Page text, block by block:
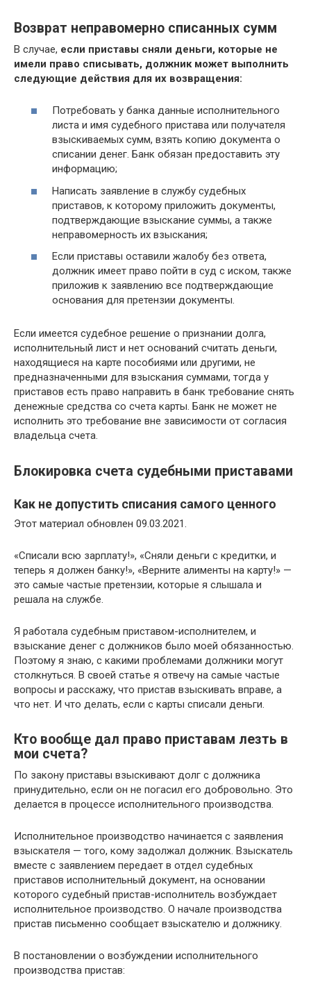
Возврат неправомерно списанных сумм
В случае, если приставы сняли деньги, которые не
имели право списывать, должник может выполнить
следующие действия для их возвращения:
Потребовать у банка данные исполнительного
листа и имя судебного пристава или получателя
взыскиваемых сумм, взять копию документа о
списании денег. Банк обязан предоставить эту
информацию;
Написать заявление в службу судебных
приставов, к которому приложить документы,
подтверждающие взыскание суммы, а также
неправомерность их взыскания;
Если приставы оставили жалобу без ответа,
должник имеет право пойти в суд с иском, также
приложив к заявлению все подтверждающие
основания для претензии документы.
Если имеется судебное решение о признании долга,
исполнительный лист и нет оснований считать деньги,
находящиеся на карте пособиями или другими, не
предназначенными для взыскания суммами, тогда у
приставов есть право направить в банк требование снять
денежные средства со счета карты. Банк не может не
исполнить это требование вне зависимости от согласия
владельца счета.
Блокировка счета судебными приставами
Как не допустить списания самого ценного
Этот материал обновлен 09.03.2021.
«Списали всю зарплату!», «Сняли деньги с кредитки, и
теперь я должен банку!», «Верните алименты на карту!» —
это самые частые претензии, которые я слышала и
решала на службе.
Я работала судебным приставом-исполнителем, и
взыскание денег с должников было моей обязанностью.
Поэтому я знаю, с какими проблемами должники могут
столкнуться. В своей статье я отвечу на самые частые
вопросы и расскажу, что пристав взыскивать вправе, а
что нет. И что делать, если с карты списали деньги.
Кто вообще дал право приставам лезть в
мои счета?
По закону приставы взыскивают долг с должника
принудительно, если он не погасил его добровольно. Это
делается в процессе исполнительного производства.
Исполнительное производство начинается с заявления
взыскателя — того, кому задолжал должник. Взыскатель
вместе с заявлением передает в отдел судебных
приставов исполнительный документ, на основании
которого судебный пристав-исполнитель возбуждает
исполнительное производство. О начале производства
пристав письменно сообщает взыскателю и должнику.
В постановлении о возбуждении исполнительного
производства пристав: